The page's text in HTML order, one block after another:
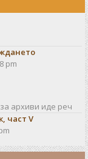
pm
архиви иде реч
част V